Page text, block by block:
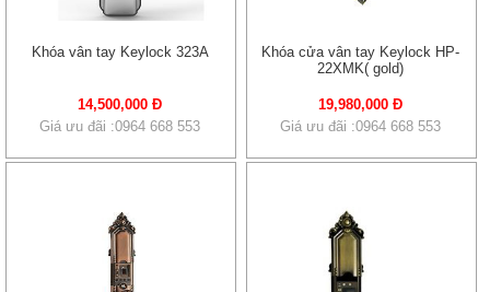
Khóa vân tay Keylock 323A
14,500,000 Đ
Giá ưu đãi :0964 668 553
Khóa cửa vân tay Keylock HP-
22XMK( gold)
19,980,000 Đ
Giá ưu đãi :0964 668 553